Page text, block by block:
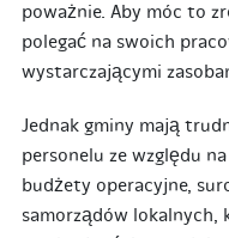
poważnie. Aby móc to
polegać na swoich
wystarczającymi
Jednak gminy mają
personelu ze względu
budżety operacyjne,
samorządów lokalnych,